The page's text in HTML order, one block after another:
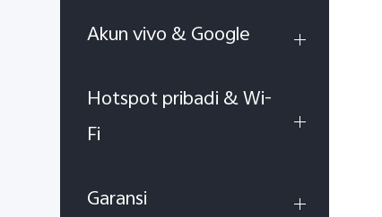
Akun vivo & Google
Hotspot pribadi & Wi-
Fi
Garansi